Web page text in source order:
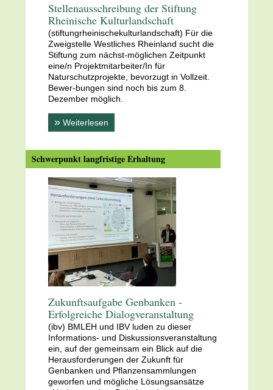
Stellenausschreibung der Stiftung
Rheinische Kulturlandschaft
(stiftungrheinischekulturlandschaft) Für die
Zweigstelle Westliches Rheinland sucht die
Stiftung zum nächst-möglichen Zeitpunkt
eine/n Projektmitarbeiter/In für
Naturschutzprojekte, bevorzugt in Vollzeit.
Bewer-bungen sind noch bis zum 8.
Dezember möglich.
» Weiterlesen
Schwerpunkt langfristige Erhaltung
Zukunftsaufgabe Genbanken -
Erfolgreiche Dialogveranstaltung
(ibv) BMLEH und IBV luden zu dieser
Informations- und Diskussionsveranstaltung
ein, auf der gemeinsam ein Blick auf die
Herausforderungen der Zukunft für
Genbanken und Pflanzensammlungen
geworfen und mögliche Lösungsansätze